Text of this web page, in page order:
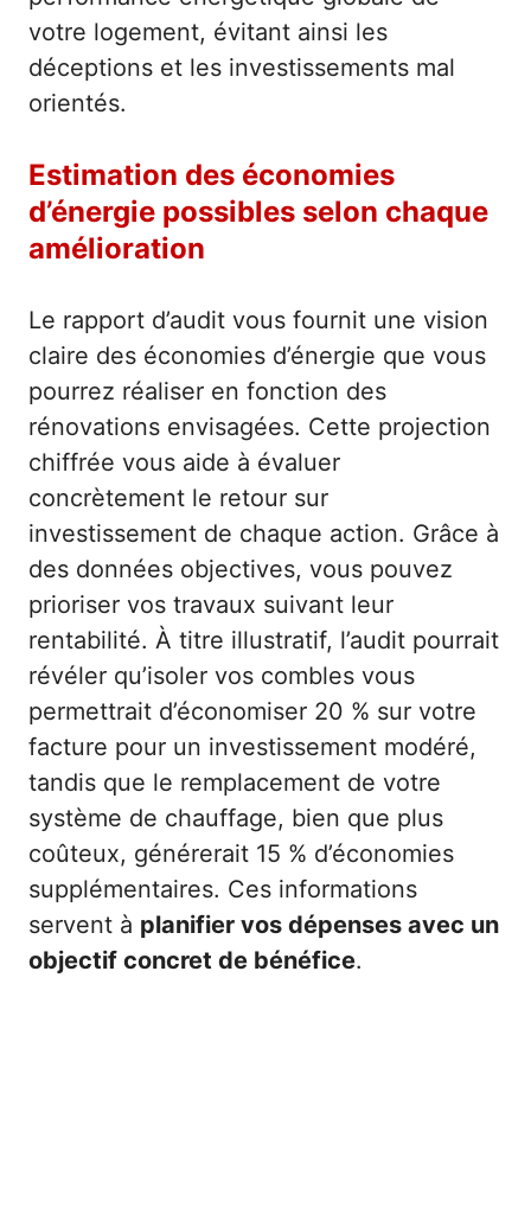
votre logement, évitant ainsi les
déceptions et les investissements mal
orientés.
Estimation des économies
d’énergie possibles selon chaque
amélioration
Le rapport d’audit vous fournit une vision
claire des économies d’énergie que vous
pourrez réaliser en fonction des
rénovations envisagées. Cette projection
chiffrée vous aide à évaluer
concrètement le retour sur
investissement de chaque action. Grâce à
des données objectives, vous pouvez
prioriser vos travaux suivant leur
rentabilité. À titre illustratif, l’audit pourrait
révéler qu’isoler vos combles vous
permettrait d’économiser 20 % sur votre
facture pour un investissement modéré,
tandis que le remplacement de votre
système de chauffage, bien que plus
coûteux, générerait 15 % d’économies
supplémentaires. Ces informations
servent à planifier vos dépenses avec un
objectif concret de bénéfice.